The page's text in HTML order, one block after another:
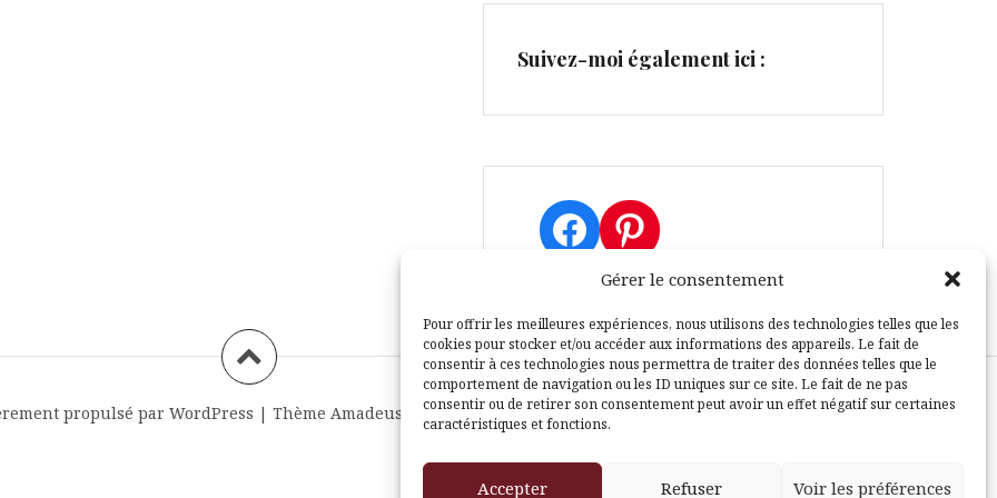
Gérer le consentement
Pour offrir les meilleures expériences, nous utilisons des technologies telles que les
cookies pour stocker et/ou accéder aux informations des appareils. Le fait de
consentir à ces technologies nous permettra de traiter des données telles que le
comportement de navigation ou les ID uniques sur ce site. Le fait de ne pas
consentir ou de retirer son consentement peut avoir un effet négatif sur certaines
caractéristiques et fonctions.
Accepter Refuser Voir les préférences
Suivez-moi également ici :
Facebook
Pinterest
propulsé par WordPress | Thème Amadeus par Themeisle